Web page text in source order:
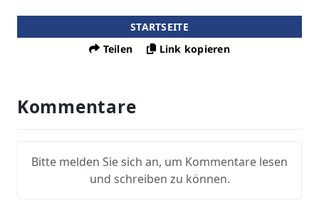
STARTSEITE
Teilen
Link kopieren
Kommentare
Bitte melden Sie sich an, um Kommentare lesen
und schreiben zu können.